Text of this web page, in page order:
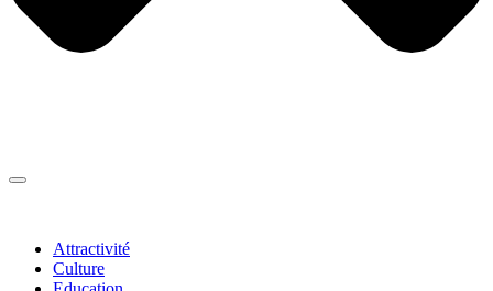
Attractivité
Culture